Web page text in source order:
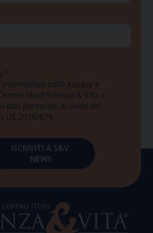
*
sulla Privacy e
Studi Scienza & Vita a
dati personali ai sensi del
UE 2016/679